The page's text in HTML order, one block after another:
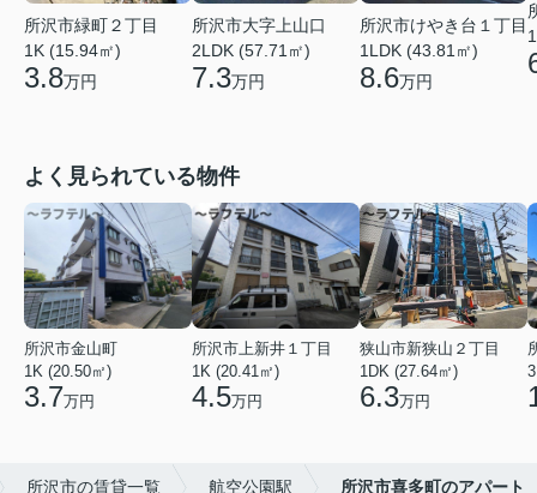
所沢市緑町２丁目
1K (15.94㎡)
3.8万円
所沢市大字上山口
2LDK (57.71㎡)
7.3万円
所沢市けやき台１丁目
1LDK (43.81㎡)
8.6万円
よく見られている物件
所沢市金山町
1K (20.50㎡)
3.7万円
所沢市上新井１丁目
1K (20.41㎡)
4.5万円
狭山市新狭山２丁目
1DK (27.64㎡)
6.3万円
所沢市の賃貸一覧 航空公園駅 所沢市喜多町のアパート